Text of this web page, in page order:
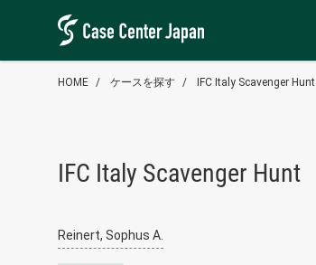
HOME ケースを探す IFC Italy Scavenger Hunt
IFC Italy Scavenger Hunt
Reinert, Sophus A.